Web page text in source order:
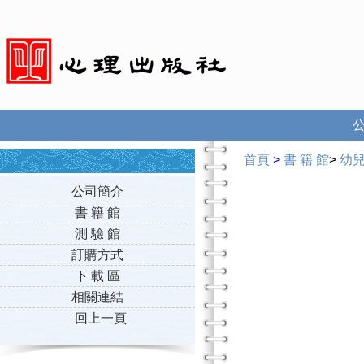
公司簡介
書 籍 館
測 驗 館
訂購方式
下 載 區
相關連結
回上一頁
首頁 > 書 籍 館> 幼